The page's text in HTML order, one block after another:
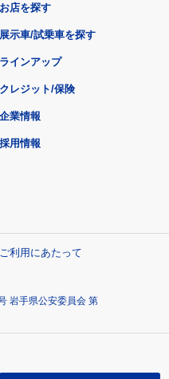
お店を探す
展示車/試乗車を探す
ラインアップ
クレジット/保険
企業情報
採用情報
ご利用にあたって
岩手県公安委員会 第